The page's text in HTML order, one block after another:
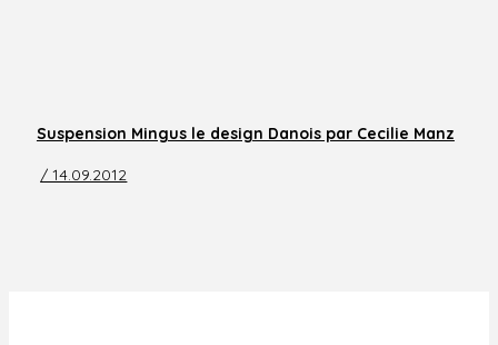
Suspension Mingus le design Danois par Cecilie Manz
/ 14.09.2012